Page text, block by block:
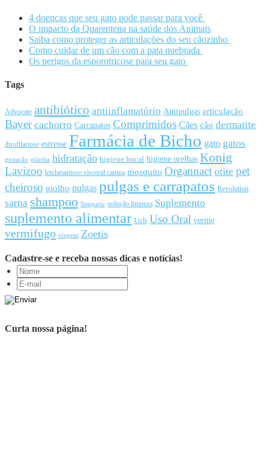
4 doenças que seu gato pode passar para você
O impacto da Quarentena na saúde dos Animais
Saiba como proteger as articulações do seu cãozinho
Como cuidar de um cão com a pata quebrada
Os perigos da esporotricose para seu gato
Tags
Advocate antibiótico antiinflamatório Antipulgas articulação
Bayer cachorro Carrapatos Comprimidos Cães cão dermatite
dirofilariose estresse Farmácia de Bicho gato gatos
gestação giárdia hidratação higiene bucal higiene orelhas Konig
Lavizoo leishmaniose visceral canina mosquito Organnact otite pet
cheiroso piolho pulgas pulgas e carrapatos Revolution
sarna shampoo Simparic solução limpeza Suplemento
suplemento alimentar Ucb Uso Oral verme
vermifugo viagem Zoetis
Cadastre-se e receba nossas dicas e notícias!
Curta nossa página!